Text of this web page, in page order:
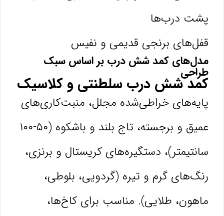
پشت درب‌ها
قفل‌های برنجی قدیمی و نفیس
مدل‌های کمد شش درب بر اساس سبک
طراحی
کمد شش درب سلطنتی و کلاسیک
پایه‌های خراطی‌شده مجلل، منبت‌کاری‌های
عمیق و برجسته، تاج بلند و باشکوه (۵۰-۱۰۰
سانتیمتر)، دستگیره‌های کریستال و برنزی،
رنگ‌های گرم و تیره (گردویی، بلوطی،
ماهون، طلایی). مناسب برای کاخ‌ها،